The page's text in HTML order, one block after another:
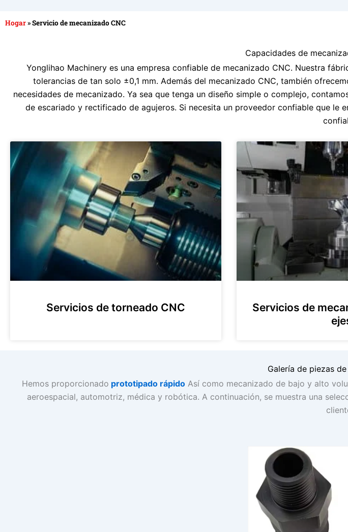
Hogar»Servicio de mecanizado CNC
Capacidades de
Yonglihao Machinery es una empresa confiable de mecanizado CNC. Nuestra
tolerancias de tan solo ±0,1 mm. Además del mecanizado CNC, también
necesidades de mecanizado. Ya sea que tenga un diseño simple o complejo,
de escariado y rectificado de agujeros. Si necesita un proveedor confiable que le
Servicios de torneado CNC
Servicios de
Galería de piezas
Hemos proporcionado prototipado rápidoAsí como mecanizado de bajo y alto
aeroespacial, automotriz, médica y robótica. A continuación, se muestra una